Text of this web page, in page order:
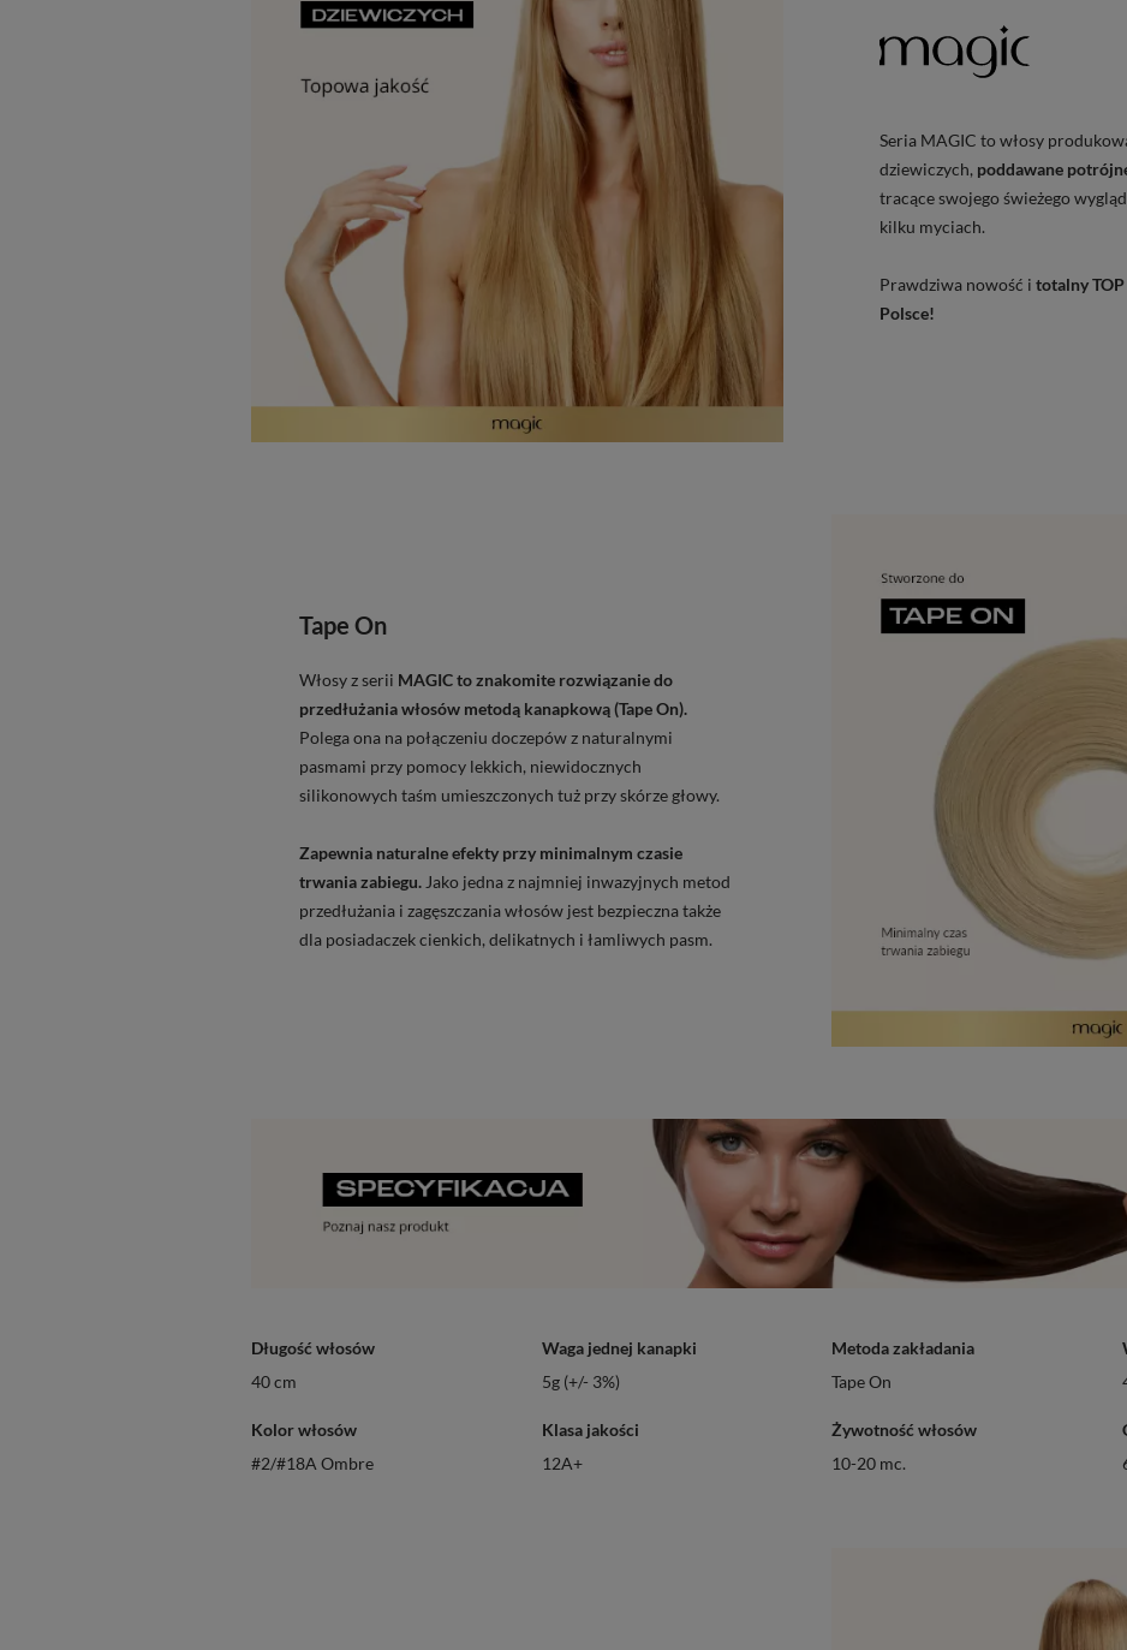
Seria MAGIC to włosy
dziewiczych, poddawane
tracące swojego świeżego
kilku myciach.
Prawdziwa nowość i totalny
Polsce!
Tape On
Włosy z serii MAGIC to znakomite rozwiązanie do
przedłużania włosów metodą kanapkową (Tape On).
Polega ona na połączeniu doczepów z naturalnymi
pasmami przy pomocy lekkich, niewidocznych
silikonowych taśm umieszczonych tuż przy skórze głowy.
Zapewnia naturalne efekty przy minimalnym czasie
trwania zabiegu. Jako jedna z najmniej inwazyjnych metod
przedłużania i zagęszczania włosów jest bezpieczna także
dla posiadaczek cienkich, delikatnych i łamliwych pasm.
Długość włosów
40 cm
Waga jednej kanapki
5g (+/- 3%)
Metoda zakładania
Tape On
Kolor włosów
#2/#18A Ombre
Klasa jakości
12A+
Żywotność włosów
10-20 mc.